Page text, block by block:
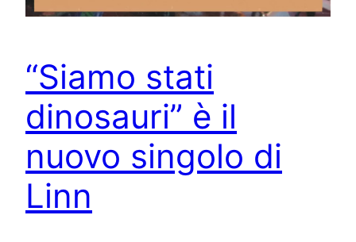
“Siamo stati
dinosauri” è il
nuovo singolo di
Linn